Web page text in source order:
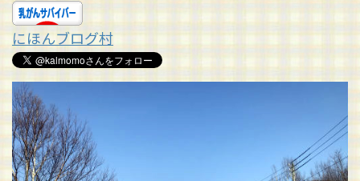
にほんブログ村